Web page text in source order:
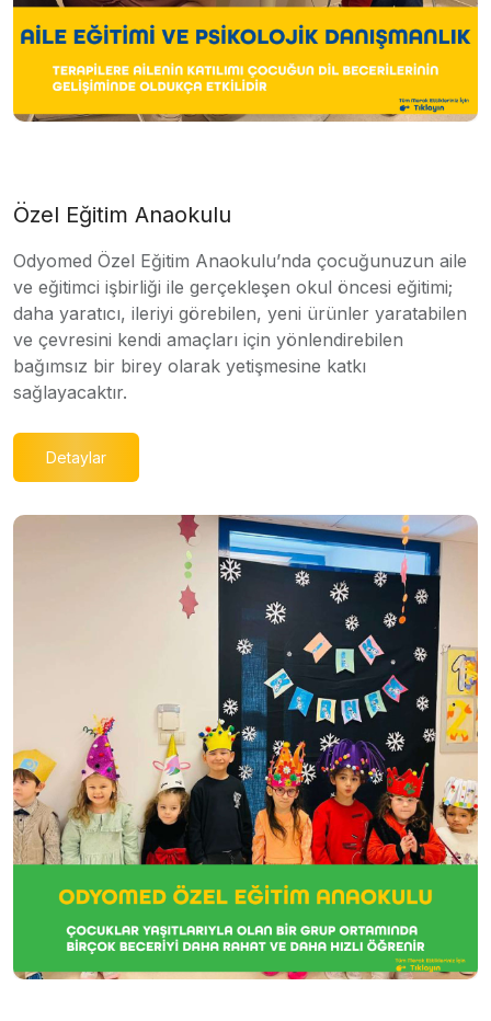
Özel Eğitim Anaokulu
Odyomed Özel Eğitim Anaokulu’nda çocuğunuzun aile
ve eğitimci işbirliği ile gerçekleşen okul öncesi eğitimi;
daha yaratıcı, ileriyi görebilen, yeni ürünler yaratabilen
ve çevresini kendi amaçları için yönlendirebilen
bağımsız bir birey olarak yetişmesine katkı
sağlayacaktır.
Detaylar